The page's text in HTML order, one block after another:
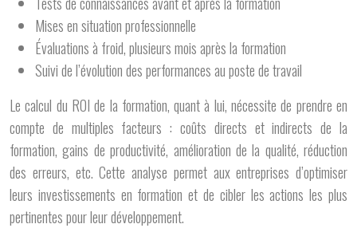
Mises en situation professionnelle
Évaluations à froid, plusieurs mois après la formation
Suivi de l’évolution des performances au poste de travail
Le calcul du ROI de la formation, quant à lui, nécessite de prendre en
compte de multiples facteurs : coûts directs et indirects de la
formation, gains de productivité, amélioration de la qualité, réduction
des erreurs, etc. Cette analyse permet aux entreprises d’optimiser
leurs investissements en formation et de cibler les actions les plus
pertinentes pour leur développement.